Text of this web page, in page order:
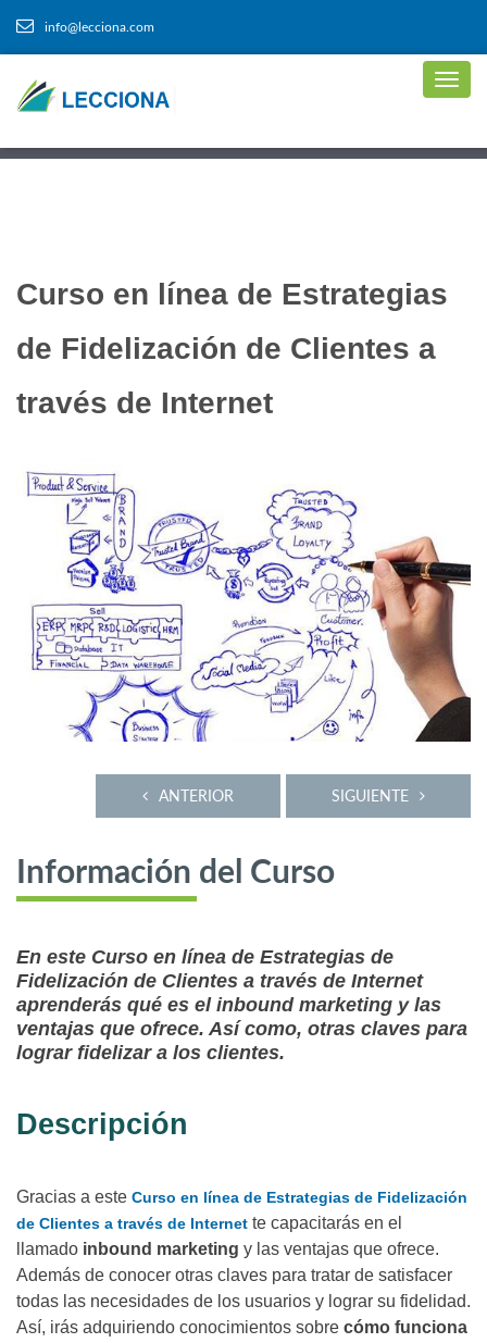
info@lecciona.com
Curso en línea de Estrategias
de Fidelización de Clientes a
través de Internet
SIGUIENTE
ANTERIOR
Información del Curso
En este Curso en línea de Estrategias de
Fidelización de Clientes a través de Internet
aprenderás qué es el inbound marketing y las
ventajas que ofrece. Así como, otras claves para
lograr fidelizar a los clientes.
Descripción
Gracias a este Curso en línea de Estrategias de Fidelización
de Clientes a través de Internet te capacitarás en el
llamado inbound marketing y las ventajas que ofrece.
Además de conocer otras claves para tratar de satisfacer
todas las necesidades de los usuarios y lograr su fidelidad.
Así, irás adquiriendo conocimientos sobre cómo funciona